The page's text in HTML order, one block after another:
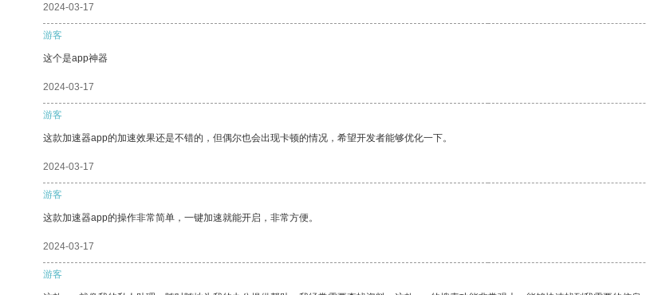
2024-03-17
游客
这个是app神器
2024-03-17
游客
这款加速器app的加速效果还是不错的，但偶尔也会出现卡顿的情况，希望开发者能够优化一下。
2024-03-17
游客
这款加速器app的操作非常简单，一键加速就能开启，非常方便。
2024-03-17
游客